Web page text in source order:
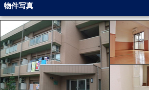
物件写真